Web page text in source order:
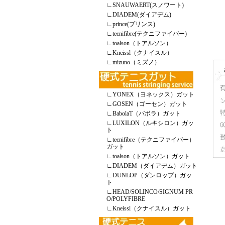
∟SNAUWAERT(スノワート)
∟DIADEM(ダイアデム)
∟prince(プリンス)
∟tecnifibre(テクニファイバー)
∟toalson（トアルソン）
∟Kneissl（クナイスル）
∟mizuno（ミズノ）
∟YONEX（ヨネックス）ガット
∟GOSEN（ゴーセン）ガット
∟BabolaT（バボラ）ガット
∟LUXILON（ルキシロン）ガッ
ト
∟tecnifibre（テクニファイバー）
ガット
∟toalson（トアルソン）ガット
∟DIADEM（ダイアデム）ガット
∟DUNLOP（ダンロップ）ガッ
ト
∟HEAD/SOLINCO/SIGNUM PR
O/POLYFIBRE
∟Kneissl（クナイスル）ガット